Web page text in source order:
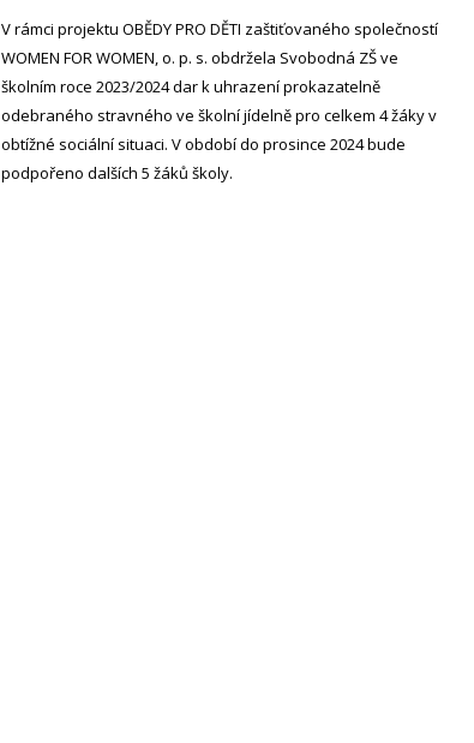
V rámci projektu OBĚDY PRO DĚTI zaštiťovaného společností
WOMEN FOR WOMEN, o. p. s. obdržela Svobodná ZŠ ve
školním roce 2023/2024 dark uhrazení prokazatelně
odebraného stravného ve školní jídelně pro celkem 4 žáky v
obtížné sociální situaci. V období do prosince 2024 bude
podpořeno dalších 5 žáků školy.